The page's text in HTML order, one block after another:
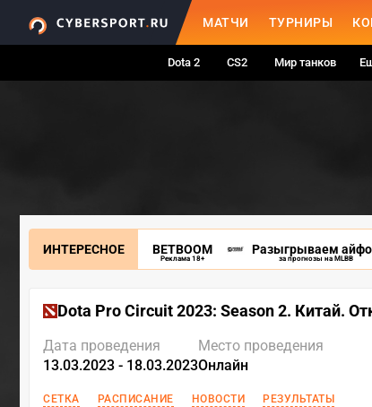
МАТЧИ ТУРНИРЫ
Dota 2 CS2 Мир танков
ИНТЕРЕСНОЕ BETBOOM
Реклама 18+
Разыгрываем
за прогнозы на MLBB
Dota Pro Circuit 2023: Season 2. Китай.
Дата проведения
13.03.2023 - 18.03.2023
Место проведения
Онлайн
СЕТКА РАСПИСАНИЕ НОВОСТИ РЕЗУЛЬТАТЫ